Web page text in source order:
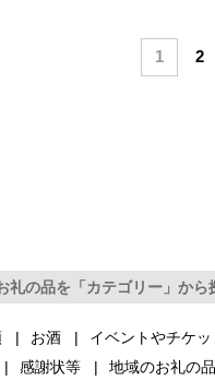
1 2
礼の品を「カテゴリー」から
お酒 イベントやチケ
感謝状等 地域のお礼の品